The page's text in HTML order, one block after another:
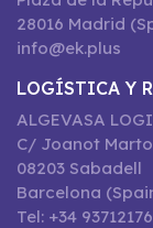
28016 Madrid
info@ek.plus
LOGÍSTICA Y
ALGEVASA
C/ Joanot
08203 Sabadell
Barcelona
Tel: +34